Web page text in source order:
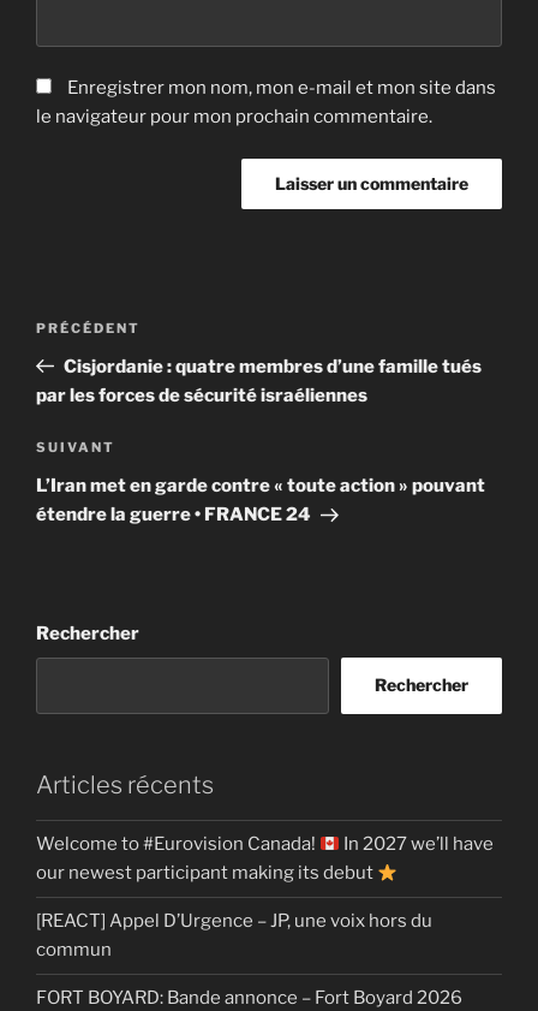
Enregistrer mon nom, mon e-mail et mon site dans
le navigateur pour mon prochain commentaire.
Navigation
l’article
Article
précédent
PRÉCÉDENT
Cisjordanie : quatre membres d’une famille tués
par les forces de sécurité israéliennes
Article
suivant
SUIVANT
L’Iran met en garde contre « toute action » pouvant
étendre la guerre • FRANCE 24
Rechercher
Rechercher
Articles récents
Welcome to #Eurovision Canada!
In 2027 we’ll have
our newest participant making its debut
[REACT] Appel D’Urgence – JP, une voix hors du
commun
FORT BOYARD: Bande annonce – Fort Boyard 2026